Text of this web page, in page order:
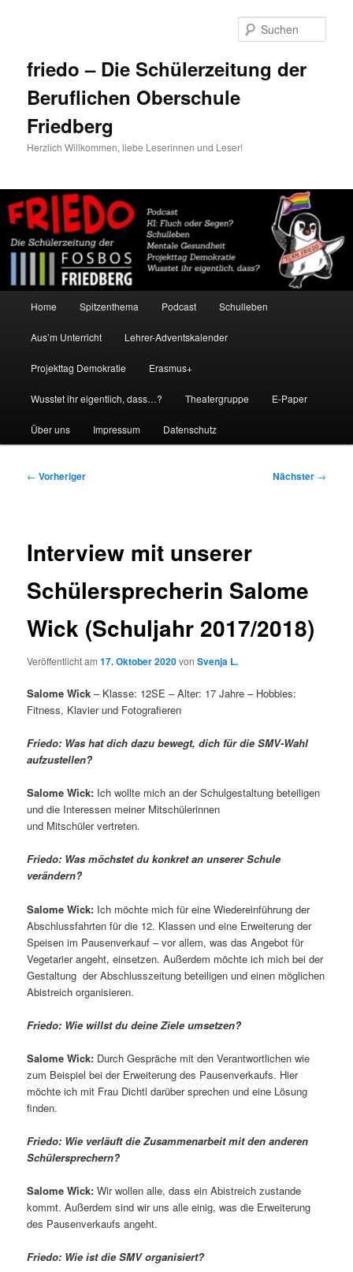
friedo – Die Schülerzeitung der
Beruflichen Oberschule
Friedberg
Herzlich Willkommen, liebe Leserinnen und Leser!
Home Spitzenthema Podcast Schulleben
Aus’m Unterricht Lehrer-Adventskalender
Projekttag Demokratie Erasmus+
Wusstet ihr eigentlich, dass…? Theatergruppe E-Paper
Über uns Impressum Datenschutz
Beitragsnavigation
← Vorheriger Nächster →
Interview mit unserer
Schülersprecherin Salome
Wick (Schuljahr 2017/2018)
Veröffentlicht am17. Oktober 2020vonSvenja L.
Salome Wick – Klasse: 12SE – Alter: 17 Jahre – Hobbies:
Fitness, Klavier und Fotografieren
Friedo: Was hat dich dazu bewegt, dich für die SMV-Wahl
aufzustellen?
Salome Wick: Ich wollte mich an der Schulgestaltung beteiligen
und die Interessen meiner Mitschülerinnen
und Mitschüler vertreten.
Friedo: Was möchstet du konkret an unserer Schule
verändern?
Salome Wick: Ich möchte mich für eine Wiedereinführung der
Abschlussfahrten für die 12. Klassen und eine Erweiterung der
Speisen im Pausenverkauf – vor allem, was das Angebot für
Vegetarier angeht, einsetzen. Außerdem möchte ich mich bei der
Gestaltung der Abschlusszeitung beteiligen und einen möglichen
Abistreich organisieren.
Friedo: Wie willst du deine Ziele umsetzen?
Salome Wick: Durch Gespräche mit den Verantwortlichen wie
zum Beispiel bei der Erweiterung des Pausenverkaufs. Hier
möchte ich mit Frau Dichtl darüber sprechen und eine Lösung
finden.
Friedo: Wie verläuft die Zusammenarbeit mit den anderen
Schülersprechern?
Salome Wick:Wir wollen alle, dass ein Abistreich zustande
kommt. Außerdem sind wir uns alle einig, was die Erweiterung
des Pausenverkaufs angeht.
Friedo: Wie ist die SMV organisiert?